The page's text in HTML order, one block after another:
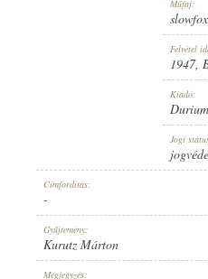
LEMEZSZÁM:
Műfaj:
slowfox
Felvétel
1947,
Kiadó:
Jogi
Címfordítás:
-
Gyűjtemény:
Kurutz Márton
Megjegyzés: